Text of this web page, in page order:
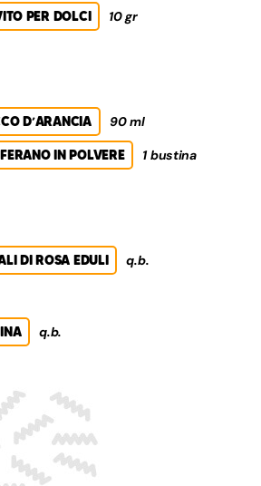
PER DOLCI 10 gr
D’ARANCIA 90 ml
IN POLVERE 1 bustina
DI ROSA EDULI q.b.
q.b.